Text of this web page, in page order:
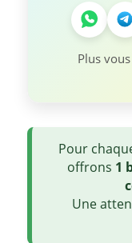
Plus
Pour
offrons 1
Une